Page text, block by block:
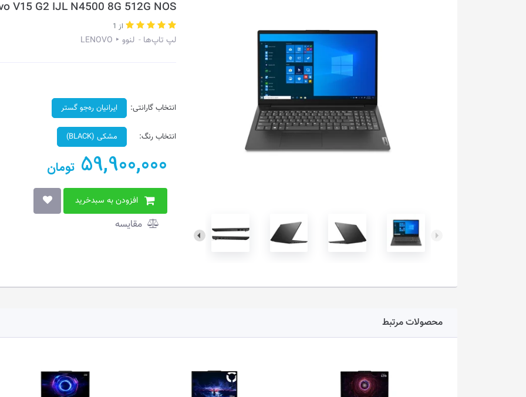
V15 G2 IJL N4500 8G 512G NOS
از 1
لپ تاپ‌ها لنوو ‣ LENOVO
انتخاب گارانتی: ایرانیان ره‌جو گستر
انتخاب رنگ: مشکی (BLACK)
59,900,000 تومان
افزودن به سبدخرید
مقایسه
محصولات مرتبط